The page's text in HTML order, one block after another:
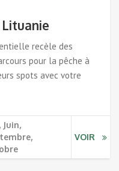
recèle des
pour la pêche à
spots avec votre
Juin,
VOIR